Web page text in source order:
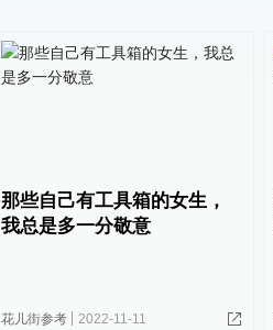
那些自己有工具箱的女生，
我总是多一分敬意
花儿街参考 2022-11-11